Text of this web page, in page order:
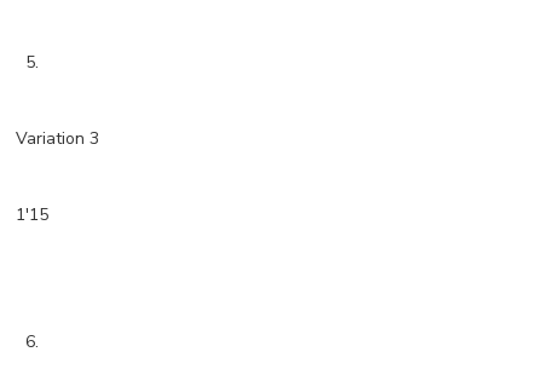
5.
Variation 3
1'15
6.